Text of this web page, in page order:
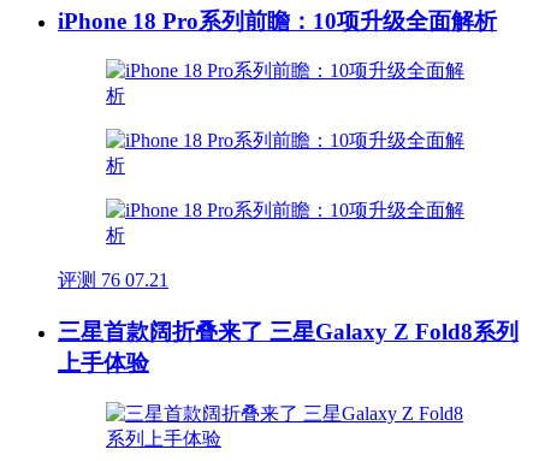
iPhone 18 Pro系列前瞻：10项升级全面解析
评测 76 07.21
三星首款阔折叠来了 三星Galaxy Z Fold8系列
上手体验